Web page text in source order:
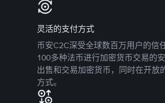
灵活的支付方式
币安C2C深受全球数百万用户的信
100多种法币进行加密货币交易的
出售和交易加密货币，同时在开放
方式。